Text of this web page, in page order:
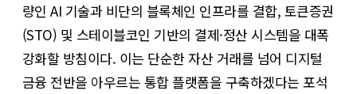
량인 AI 기술과 비단의 블록체인 인프라를 결합, 토큰증권
(STO) 및 스테이블코인 기반의 결제·정산 시스템을 대폭
강화할 방침이다. 이는 단순한 자산 거래를 넘어 디지털
금융 전반을 아우르는 통합 플랫폼을 구축하겠다는 포석